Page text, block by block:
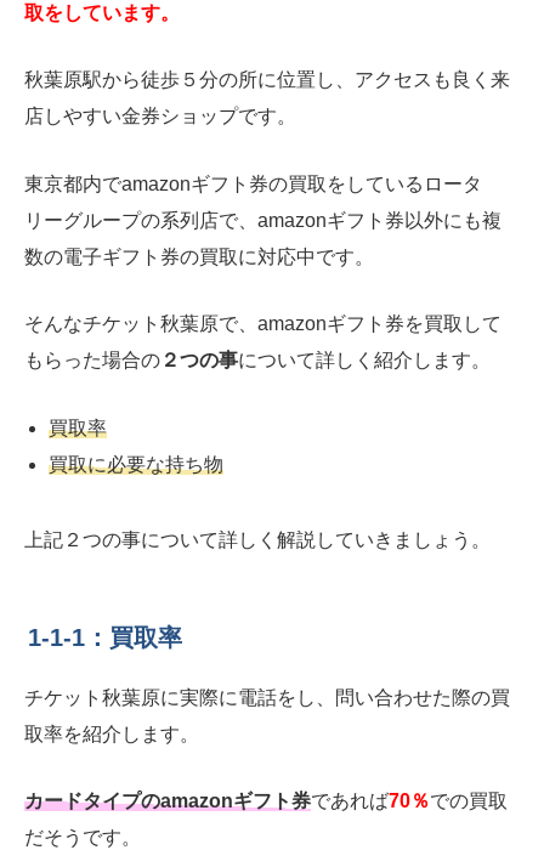
取をしています。
秋葉原駅から徒歩５分の所に位置し、アクセスも良く来
店しやすい金券ショップです。
東京都内でamazonギフト券の買取をしているロータ
リーグループの系列店で、amazonギフト券以外にも複
数の電子ギフト券の買取に対応中です。
そんなチケット秋葉原で、amazonギフト券を買取して
もらった場合の ２つの事について詳しく紹介します。
買取率
買取に必要な持ち物
上記２つの事について詳しく解説していきましょう。
1-1-1：買取率
チケット秋葉原に実際に電話をし、問い合わせた際の買
取率を紹介します。
カードタイプのamazonギフト券であれば70％での買取
だそうです。